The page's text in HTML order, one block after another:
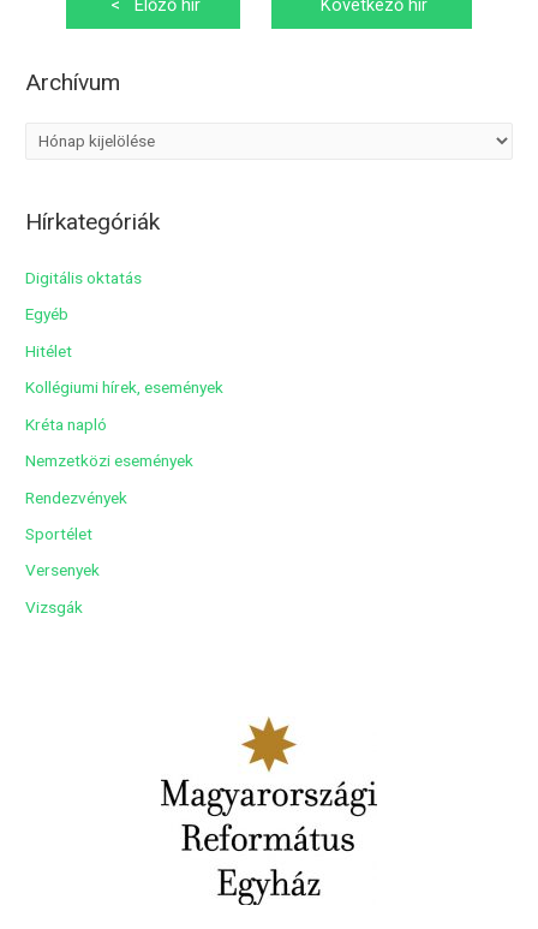
navigáció
< Előző hír
Következő hír
Archívum
hHírkategóriák
Digitális oktatás
Egyéb
Hitélet
Kollégiumi hírek, események
Kréta napló
Nemzetközi események
Rendezvények
Sportélet
Versenyek
Vizsgák